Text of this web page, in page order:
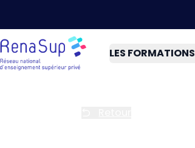
LES FORMATIONS